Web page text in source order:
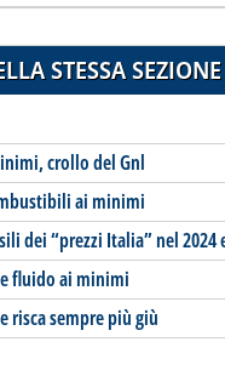
STESSA SEZIONE
crollo del Gnl
ai minimi
dei “prezzi Italia” nel 2024
fluido ai minimi
risca sempre più giù